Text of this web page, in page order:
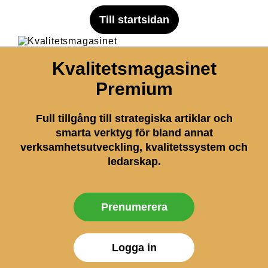
Till startsidan
Kvalitetsmagasinet
Premium
Full tillgång till strategiska artiklar och
smarta verktyg för bland annat
verksamhetsutveckling, kvalitetssystem och
ledarskap.
Prenumerera
Logga in